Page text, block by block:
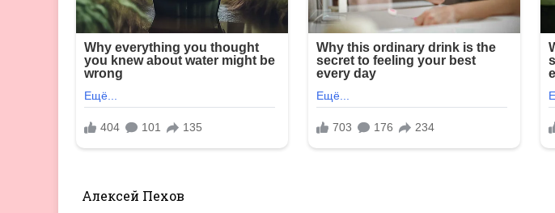
Алексей Пехов